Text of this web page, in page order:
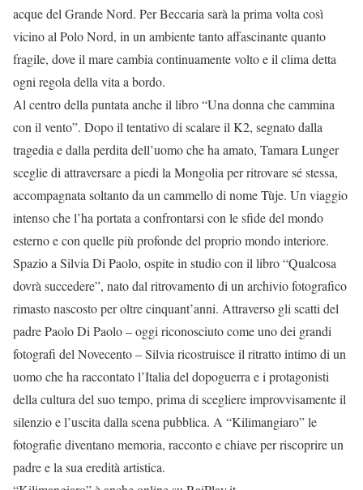
acque del Grande Nord. Per Beccaria sarà la prima volta così
vicino al Polo Nord, in un ambiente tanto affascinante quanto
fragile, dove il mare cambia continuamente volto e il clima detta
ogni regola della vita a bordo.
Al centro della puntata anche il libro “Una donna che cammina
con il vento”. Dopo il tentativo di scalare il K2, segnato dalla
tragedia e dalla perdita dell’uomo che ha amato, Tamara Lunger
sceglie di attraversare a piedi la Mongolia per ritrovare sé stessa,
accompagnata soltanto da un cammello di nome Tùje. Un viaggio
intenso che l’ha portata a confrontarsi con le sfide del mondo
esterno e con quelle più profonde del proprio mondo interiore.
Spazio a Silvia Di Paolo, ospite in studio con il libro “Qualcosa
dovrà succedere”, nato dal ritrovamento di un archivio fotografico
rimasto nascosto per oltre cinquant’anni. Attraverso gli scatti del
padre Paolo Di Paolo – oggi riconosciuto come uno dei grandi
fotografi del Novecento – Silvia ricostruisce il ritratto intimo di un
uomo che ha raccontato l’Italia del dopoguerra e i protagonisti
della cultura del suo tempo, prima di scegliere improvvisamente il
silenzio e l’uscita dalla scena pubblica. A “Kilimangiaro” le
fotografie diventano memoria, racconto e chiave per riscoprire un
padre e la sua eredità artistica.